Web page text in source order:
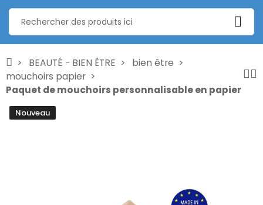
BEAUTÉ - BIEN ÊTRE
bien être
mouchoirs papier
Paquet de mouchoirs personnalisable en papier
Nouveau